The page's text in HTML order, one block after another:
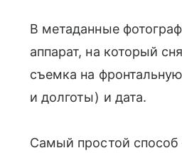
В метаданные
аппарат, на который
съемка на
и долготы) и дата.
Самый простой способ